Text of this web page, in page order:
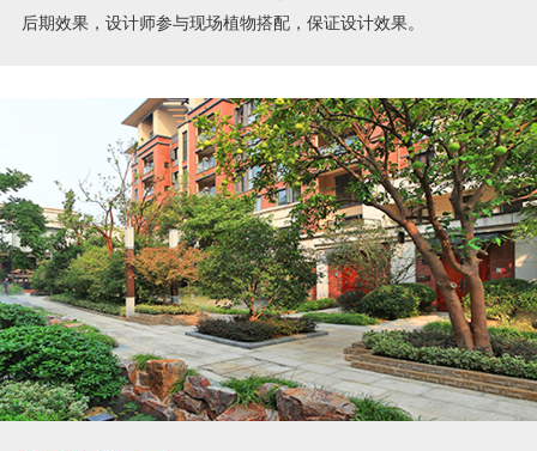
后期效果，设计师参与现场植物搭配，保证设计效果。